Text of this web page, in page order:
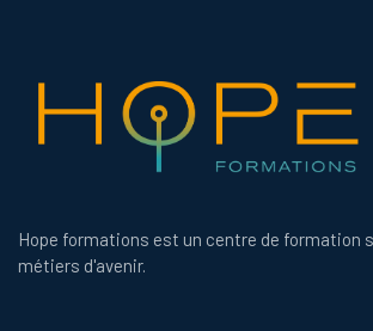
Hope formations est un centre de formation
métiers d'avenir.